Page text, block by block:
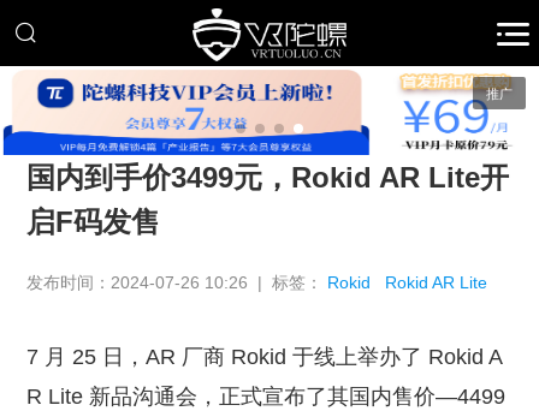
推广
国内到手价3499元，Rokid AR Lite开
启F码发售
发布时间：2024-07-26 10:26 | 标签： Rokid Rokid AR Lite
7 月 25 日，AR 厂商 Rokid 于线上举办了 Rokid A
R Lite 新品沟通会，正式宣布了其国内售价—4499